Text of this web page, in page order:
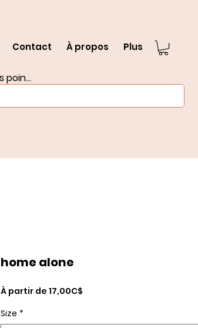
Contact À propos Plus
Voir les points
home alone
À partir de 17,00C$
Size *